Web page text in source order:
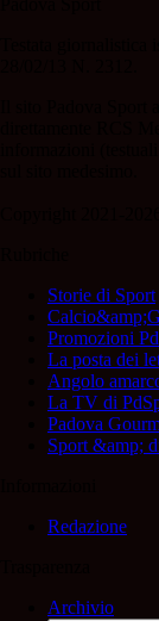
Storie di Sport
Promozioni
La posta dei
Angolo
La TV di
Padova
Sport &amp;
Redazione
Archivio